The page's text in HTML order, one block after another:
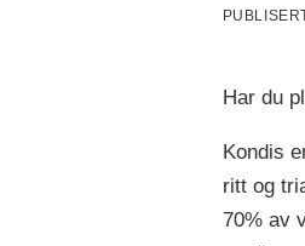
Har du
Kondis
ritt og
70% av